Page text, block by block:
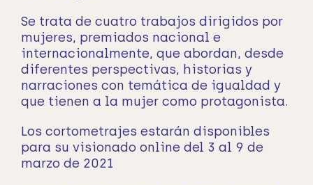
Se trata de cuatro trabajos dirigidos por
mujeres, premiados nacional e
internacionalmente, que abordan, desde
diferentes perspectivas, historias y
narraciones con temática de igualdad y
que tienen a la mujer como protagonista.
Los cortometrajes estarán disponibles
para su visionado online del 3 al 9 de
marzo de 2021